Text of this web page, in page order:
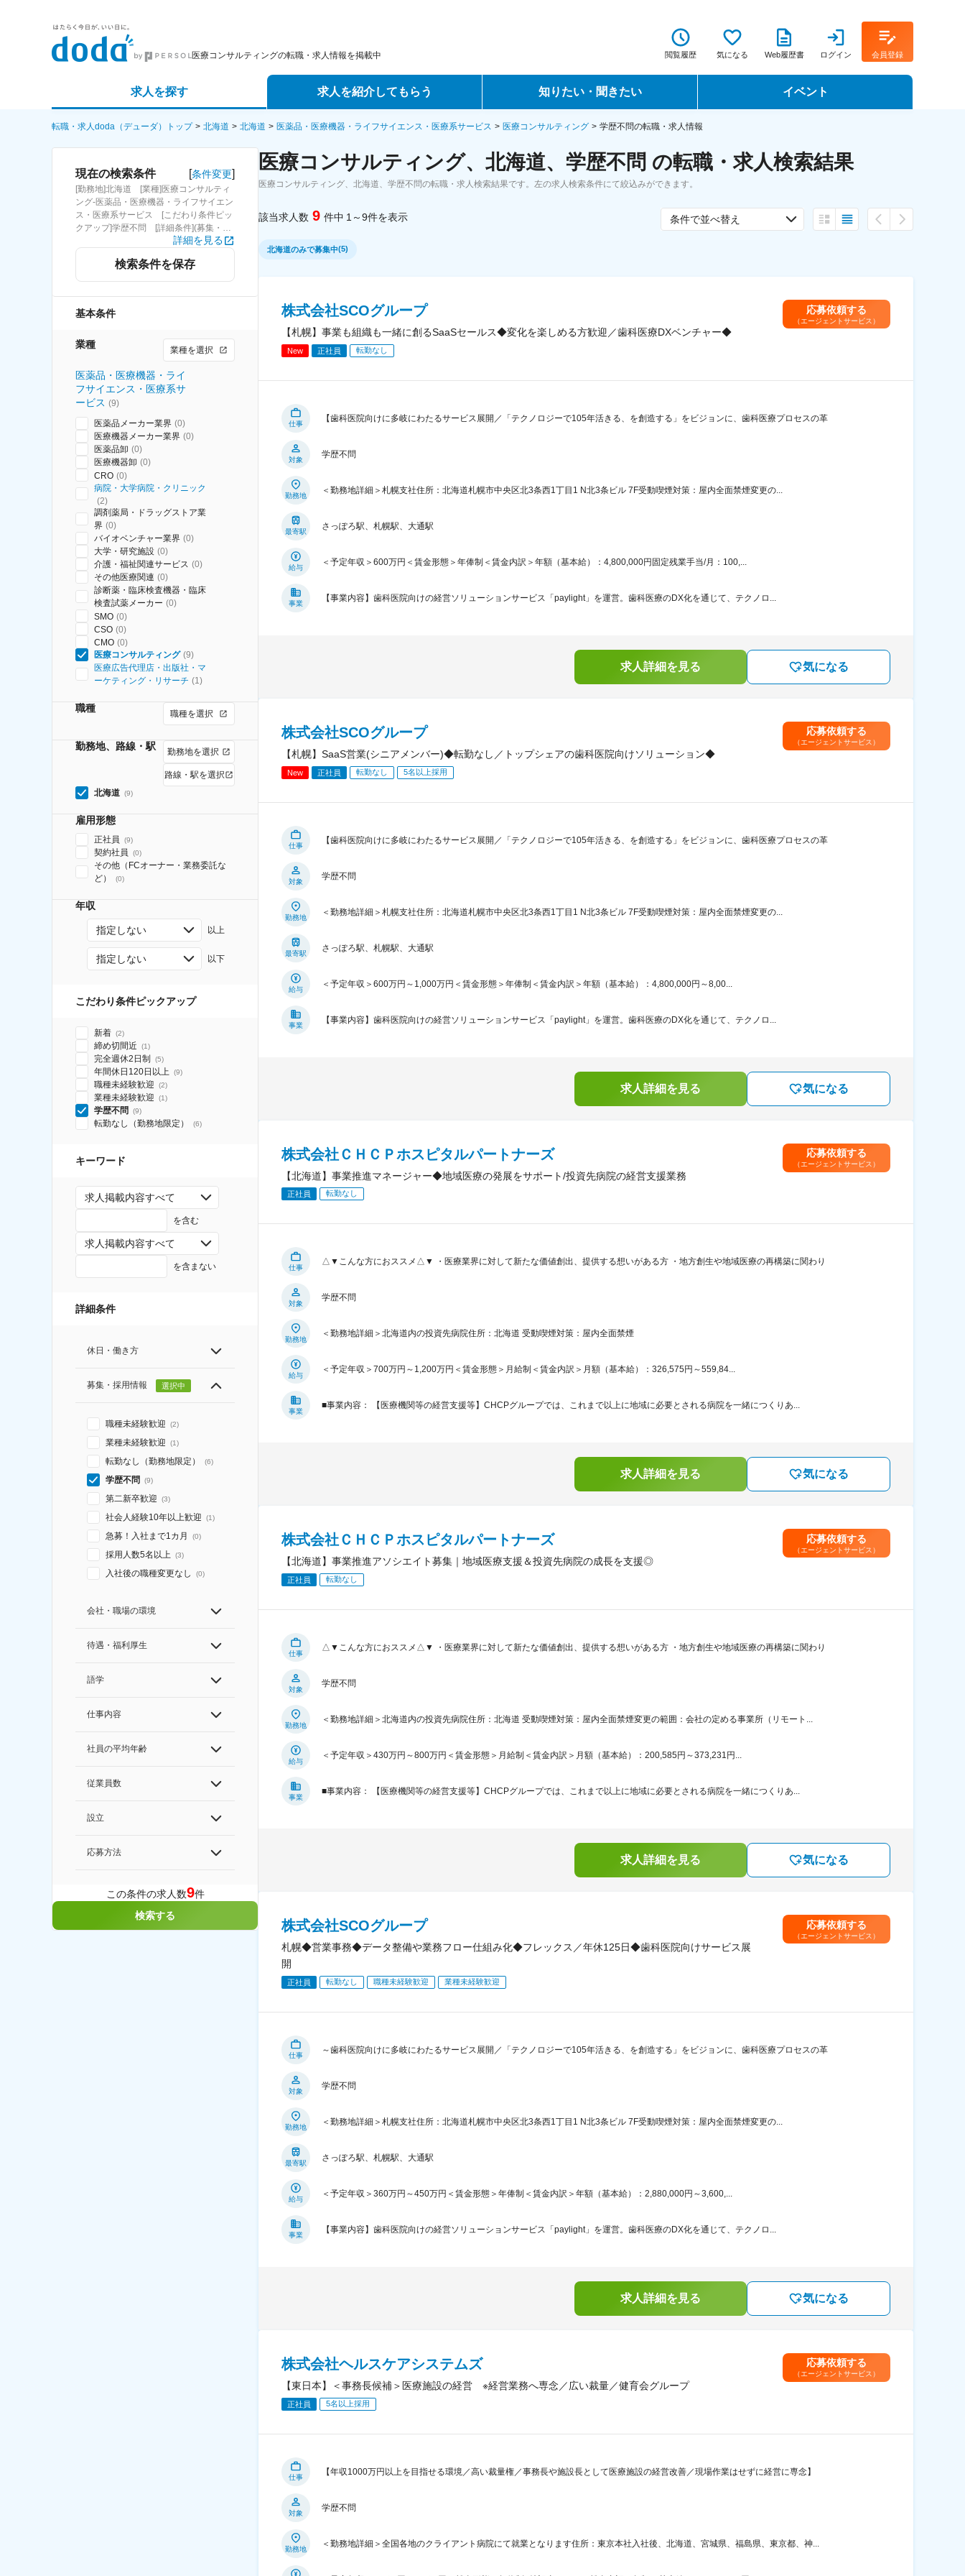
医療コンサルティングの転職・求人情報を掲載中 閲覧履歴 気になる Web履歴書 ログイン 会員登録
求人を探す
詳細条件から探す
求人特集から探す
求人を紹介してもらう
エージェントサービス
スカウトサービス
知りたい・聞きたい
転職ノウハウ
データで見る転職
イベント
転職フェア
転職・求人doda（デューダ）トップ 北海道 北海道 医薬品・医療機器・ライフサイエンス・医療系サービス 医療コンサルティング 学歴不問の転職・求人情報
現在の検索条件 [条件変更]
[勤務地]北海道 [業種]医療コンサルティ
ング-医薬品・医療機器・ライフサイエン
ス・医療系サービス [こだわり条件ピッ
クアップ]学歴不問 [詳細条件](募集・採
詳細を見る
検索条件を保存
基本条件
業種 業種を選択
医薬品・医療機器・ライ
フサイエンス・医療系サ
ービス (9)
医薬品メーカー業界 (0)
医療機器メーカー業界 (0)
医薬品卸 (0)
医療機器卸 (0)
CRO (0)
病院・大学病院・クリニック
(2)
調剤薬局・ドラッグストア業
界 (0)
バイオベンチャー業界 (0)
大学・研究施設 (0)
介護・福祉関連サービス (0)
その他医療関連 (0)
診断薬・臨床検査機器・臨床
検査試薬メーカー (0)
SMO (0)
CSO (0)
CMO (0)
医療コンサルティング (9)
医療広告代理店・出版社・マ
ーケティング・リサーチ (1)
職種 職種を選択
勤務地、路線・駅 勤務地を選択
路線・駅を選択
北海道 (9)
雇用形態
正社員 (9)
契約社員 (0)
その他（FCオーナー・業務委託な
ど）
(0)
年収
指定しない 以上
指定しない 以下
こだわり条件ピックアップ
新着 (2)
締め切間近 (1)
完全週休2日制 (5)
年間休日120日以上 (9)
職種未経験歓迎 (2)
業種未経験歓迎 (1)
学歴不問 (9)
転勤なし（勤務地限定） (6)
キーワード
求人掲載内容すべて
を含む
求人掲載内容すべて
を含まない
詳細条件
休日・働き方
募集・採用情報 選択中
職種未経験歓迎 (2)
業種未経験歓迎 (1)
転勤なし（勤務地限定） (6)
学歴不問 (9)
第二新卒歓迎 (3)
社会人経験10年以上歓迎 (1)
急募！入社まで1カ月 (0)
採用人数5名以上 (3)
入社後の職種変更なし (0)
会社・職場の環境
待遇・福利厚生
語学
仕事内容
社員の平均年齢
従業員数
設立
応募方法
この条件の求人数9件
検索する
医療コンサルティング、北海道、学歴不問 の転職・求人検索結果
医療コンサルティング、北海道、学歴不問の転職・求人検索結果です。左の求人検索条件にて絞込みができます。
該当求人数 9 件中 1～9件を表示 条件で並べ替え
北海道のみで募集中(5)
株式会社SCOグループ
【札幌】事業も組織も一緒に創るSaaSセールス◆変化を楽しめる方歓迎／歯科医療DXベンチャー◆
New 正社員 転勤なし
応募依頼する
（エージェントサービス）
仕事
【歯科医院向けに多岐にわたるサービス展開／「テクノロジーで105年活きる、を創造する」をビジョンに、歯科医療プロセスの革
対象
学歴不問
勤務地
＜勤務地詳細＞札幌支社住所：北海道札幌市中央区北3条西1丁目1 N北3条ビル 7F受動喫煙対策：屋内全面禁煙変更の...
最寄駅
さっぽろ駅、札幌駅、大通駅
給与
＜予定年収＞600万円＜賃金形態＞年俸制＜賃金内訳＞年額（基本給）：4,800,000円固定残業手当/月：100,...
事業
【事業内容】歯科医院向けの経営ソリューションサービス「paylight」を運営。歯科医療のDX化を通じて、テクノロ...
求人詳細を見る 気になる
株式会社SCOグループ
【札幌】SaaS営業(シニアメンバー)◆転勤なし／トップシェアの歯科医院向けソリューション◆
New 正社員 転勤なし 5名以上採用
応募依頼する
（エージェントサービス）
仕事
【歯科医院向けに多岐にわたるサービス展開／「テクノロジーで105年活きる、を創造する」をビジョンに、歯科医療プロセスの革
対象
学歴不問
勤務地
＜勤務地詳細＞札幌支社住所：北海道札幌市中央区北3条西1丁目1 N北3条ビル 7F受動喫煙対策：屋内全面禁煙変更の...
最寄駅
さっぽろ駅、札幌駅、大通駅
給与
＜予定年収＞600万円～1,000万円＜賃金形態＞年俸制＜賃金内訳＞年額（基本給）：4,800,000円～8,00...
事業
【事業内容】歯科医院向けの経営ソリューションサービス「paylight」を運営。歯科医療のDX化を通じて、テクノロ...
求人詳細を見る 気になる
株式会社ＣＨＣＰホスピタルパートナーズ
【北海道】事業推進マネージャー◆地域医療の発展をサポート/投資先病院の経営支援業務
正社員 転勤なし
応募依頼する
（エージェントサービス）
仕事
△▼こんな方におススメ△▼ ・医療業界に対して新たな価値創出、提供する想いがある方 ・地方創生や地域医療の再構築に関わり
対象
学歴不問
勤務地
＜勤務地詳細＞北海道内の投資先病院住所：北海道 受動喫煙対策：屋内全面禁煙
給与
＜予定年収＞700万円～1,200万円＜賃金形態＞月給制＜賃金内訳＞月額（基本給）：326,575円～559,84...
事業
■事業内容： 【医療機関等の経営支援等】CHCPグループでは、これまで以上に地域に必要とされる病院を一緒につくりあ...
求人詳細を見る 気になる
株式会社ＣＨＣＰホスピタルパートナーズ
【北海道】事業推進アソシエイト募集｜地域医療支援＆投資先病院の成長を支援◎
正社員 転勤なし
応募依頼する
（エージェントサービス）
仕事
△▼こんな方におススメ△▼ ・医療業界に対して新たな価値創出、提供する想いがある方 ・地方創生や地域医療の再構築に関わり
対象
学歴不問
勤務地
＜勤務地詳細＞北海道内の投資先病院住所：北海道 受動喫煙対策：屋内全面禁煙変更の範囲：会社の定める事業所（リモート...
給与
＜予定年収＞430万円～800万円＜賃金形態＞月給制＜賃金内訳＞月額（基本給）：200,585円～373,231円...
事業
■事業内容： 【医療機関等の経営支援等】CHCPグループでは、これまで以上に地域に必要とされる病院を一緒につくりあ...
求人詳細を見る 気になる
株式会社SCOグループ
札幌◆営業事務◆データ整備や業務フロー仕組み化◆フレックス／年休125日◆歯科医院向けサービス展
開
正社員 転勤なし 職種未経験歓迎 業種未経験歓迎
応募依頼する
（エージェントサービス）
仕事
～歯科医院向けに多岐にわたるサービス展開／「テクノロジーで105年活きる、を創造する」をビジョンに、歯科医療プロセスの革
対象
学歴不問
勤務地
＜勤務地詳細＞札幌支社住所：北海道札幌市中央区北3条西1丁目1 N北3条ビル 7F受動喫煙対策：屋内全面禁煙変更の...
最寄駅
さっぽろ駅、札幌駅、大通駅
給与
＜予定年収＞360万円～450万円＜賃金形態＞年俸制＜賃金内訳＞年額（基本給）：2,880,000円～3,600,...
事業
【事業内容】歯科医院向けの経営ソリューションサービス「paylight」を運営。歯科医療のDX化を通じて、テクノロ...
求人詳細を見る 気になる
株式会社ヘルスケアシステムズ
【東日本】＜事務長候補＞医療施設の経営 ※経営業務へ専念／広い裁量／健育会グループ
正社員 5名以上採用
応募依頼する
（エージェントサービス）
仕事
【年収1000万円以上を目指せる環境／高い裁量権／事務長や施設長として医療施設の経営改善／現場作業はせずに経営に専念】
対象
学歴不問
勤務地
＜勤務地詳細＞全国各地のクライアント病院にて就業となります住所：東京本社入社後、北海道、宮城県、福島県、東京都、神...